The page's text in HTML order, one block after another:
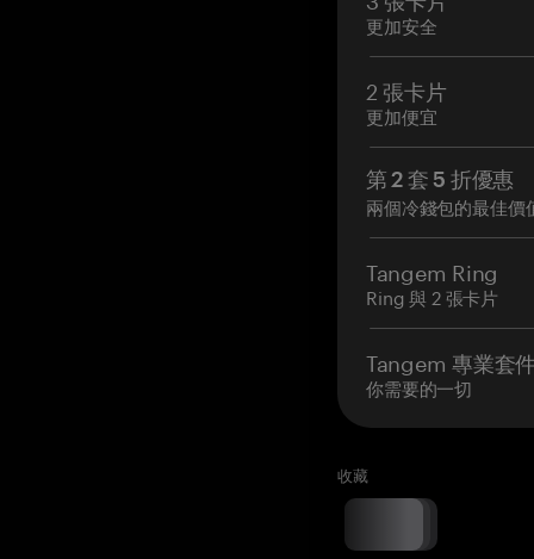
更加安全
2 張卡片
更加便宜
第 2 套 5 折優惠
兩個冷錢包的最佳價
Tangem Ring
Ring 與 2 張卡片
Tangem 專業套
你需要的一切
收藏